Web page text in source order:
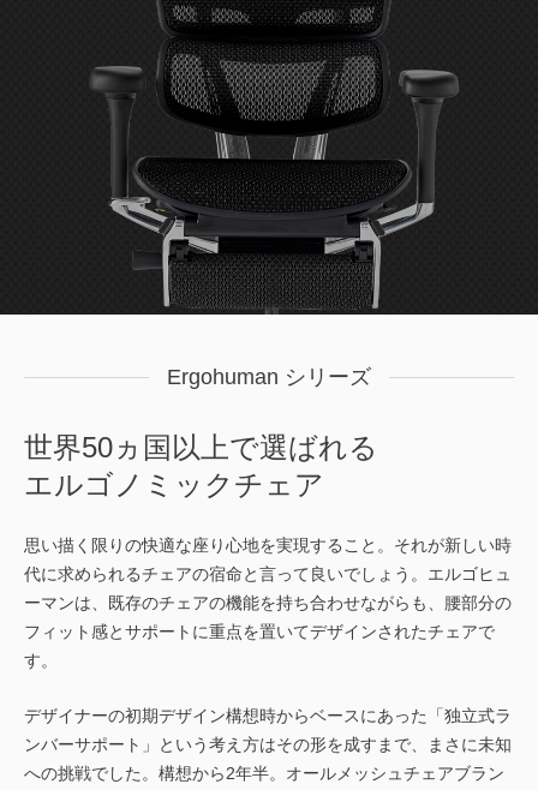
Ergohuman シリーズ
世界50ヵ国以上で選ばれる
エルゴノミックチェア
思い描く限りの快適な座り心地を実現すること。それが新しい時
代に求められるチェアの宿命と言って良いでしょう。エルゴヒュ
ーマンは、既存のチェアの機能を持ち合わせながらも、腰部分の
フィット感とサポートに重点を置いてデザインされたチェアで
す。
デザイナーの初期デザイン構想時からベースにあった「独立式ラ
ンバーサポート」という考え方はその形を成すまで、まさに未知
への挑戦でした。構想から2年半。オールメッシュチェアブラン